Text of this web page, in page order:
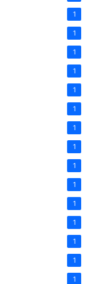
1
1
1
1
1
1
1
1
1
1
1
1
1
1
1